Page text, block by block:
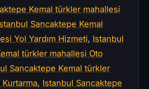
Kemal türkler mahallesi
Sancaktepe Kemal
Yol Yardım Hizmeti, Istanbul
türkler mahallesi Oto
Sancaktepe Kemal türkler
, Istanbul Sancaktepe